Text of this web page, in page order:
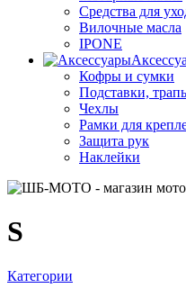
Средства для
Вилочные масла
IPONE
Кофры и сумки
Подставки,
Чехлы
Рамки для
Защита рук
Наклейки
S
Категории